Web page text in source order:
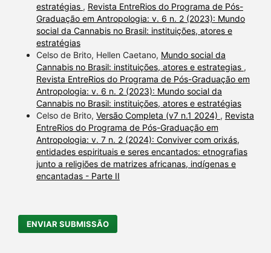
estratégias , Revista EntreRios do Programa de Pós-
Graduação em Antropologia: v. 6 n. 2 (2023): Mundo
social da Cannabis no Brasil: instituições, atores e
estratégias
Celso de Brito, Hellen Caetano, Mundo social da
Cannabis no Brasil: instituições, atores e estrategias ,
Revista EntreRios do Programa de Pós-Graduação em
Antropologia: v. 6 n. 2 (2023): Mundo social da
Cannabis no Brasil: instituições, atores e estratégias
Celso de Brito, Versão Completa (v7 n.1 2024) , Revista
EntreRios do Programa de Pós-Graduação em
Antropologia: v. 7 n. 2 (2024): Conviver com orixás,
entidades espirituais e seres encantados: etnografias
junto a religiões de matrizes africanas, indígenas e
encantadas - Parte II
ENVIAR SUBMISSÃO